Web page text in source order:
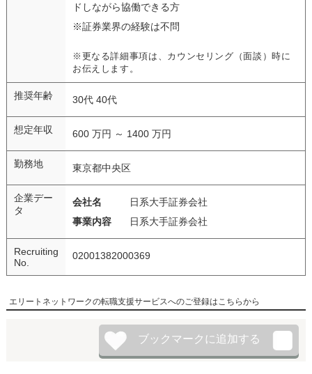
ドしながら協働できる方
※証券業界の経験は不問
※更なる詳細事項は、カウンセリング（面談）時に
お伝えします。
推奨年齢 30代 40代
想定年収 600 万円 ～ 1400 万円
勤務地 東京都中央区
企業デー
タ
会社名
日系大手証券会社
事業内容
日系大手証券会社
Recruiting
No.
02001382000369
エリートネットワークの転職支援サービスへのご登録はこちらから